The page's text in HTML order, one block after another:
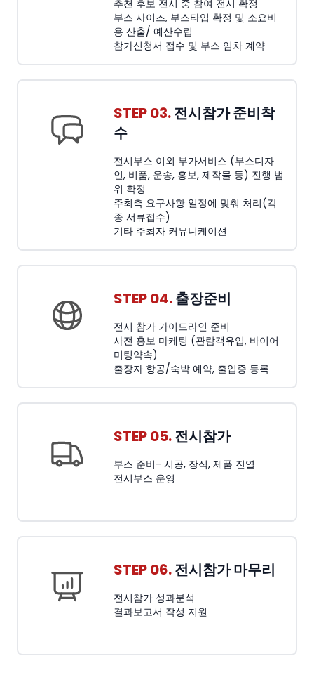
추천 후보 전시 중 참여 전시 확정
부스 사이즈, 부스타입 확정 및 소요비
용 산출/ 예산수립
참가신청서 접수 및 부스 임차 계약
STEP 03.전시참가 준비착
수
전시부스 이외 부가서비스 (부스디자
인, 비품, 운송, 홍보, 제작물 등) 진행 범
위 확정
주최측 요구사항 일정에 맞춰 처리(각
종 서류접수)
기타 주최자 커뮤니케이션
STEP 04.출장준비
전시 참가 가이드라인 준비
사전 홍보 마케팅 (관람객유입, 바이어
미팅약속)
출장자 항공/숙박 예약, 출입증 등록
STEP 05.전시참가
부스 준비- 시공, 장식, 제품 진열
전시부스 운영
STEP 06.전시참가 마무리
전시참가 성과분석
결과보고서 작성 지원